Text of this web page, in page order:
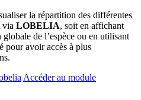
la répartition des différentes
via LOBELIA, soit en affichant
de l’espèce ou en utilisant
pour avoir accès à plus
Accéder au module